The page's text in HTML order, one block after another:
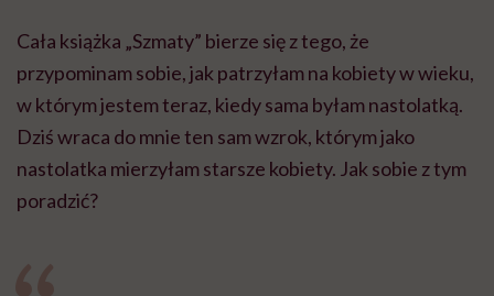
Cała książka „Szmaty” bierze się z tego, że
przypominam sobie, jak patrzyłam na kobiety w wieku,
w którym jestem teraz, kiedy sama byłam nastolatką.
Dziś wraca do mnie ten sam wzrok, którym jako
nastolatka mierzyłam starsze kobiety. Jak sobie z tym
poradzić?